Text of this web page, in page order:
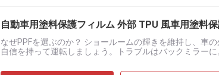
自動車用塗料保護フィルム 外部 TPU 風車用塗料
なぜPPFを選ぶのか？ ショールームの輝きを維持し、車
自信を持って運転しましょう。トラブルはバックミラー